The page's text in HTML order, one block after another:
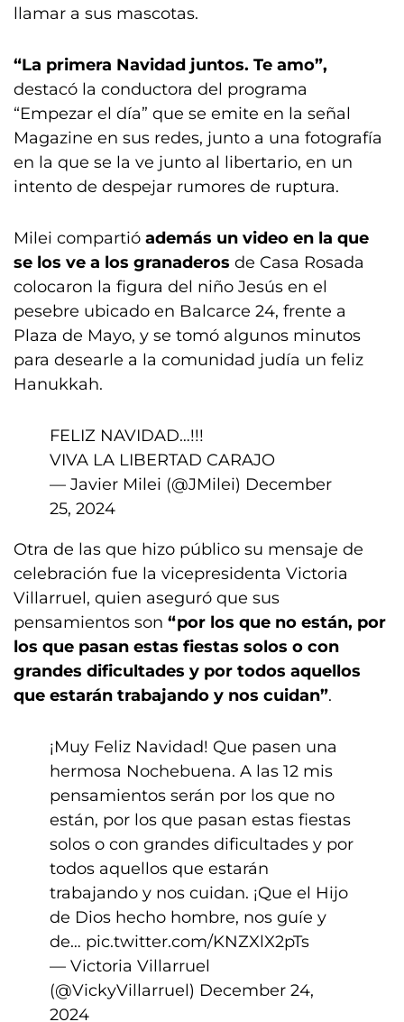
llamar a sus mascotas.
“La primera Navidad juntos. Te amo”,
destacó la conductora del programa
“Empezar el día” que se emite en la señal
Magazine en sus redes, junto a una fotografía
en la que se la ve junto al libertario, en un
intento de despejar rumores de ruptura.
Milei compartió además un video en la que
se los ve a los granaderos de Casa Rosada
colocaron la figura del niño Jesús en el
pesebre ubicado en Balcarce 24, frente a
Plaza de Mayo, y se tomó algunos minutos
para desearle a la comunidad judía un feliz
Hanukkah.
FELIZ NAVIDAD…!!!
VIVA LA LIBERTAD CARAJO
— Javier Milei (@JMilei) December
25, 2024
Otra de las que hizo público su mensaje de
celebración fue la vicepresidenta Victoria
Villarruel, quien aseguró que sus
pensamientos son “por los que no están, por
los que pasan estas fiestas solos o con
grandes dificultades y por todos aquellos
que estarán trabajando y nos cuidan”.
¡Muy Feliz Navidad! Que pasen una
hermosa Nochebuena. A las 12 mis
pensamientos serán por los que no
están, por los que pasan estas fiestas
solos o con grandes dificultades y por
todos aquellos que estarán
trabajando y nos cuidan. ¡Que el Hijo
de Dios hecho hombre, nos guíe y
de… pic.twitter.com/KNZXlX2pTs
— Victoria Villarruel
(@VickyVillarruel) December 24,
2024